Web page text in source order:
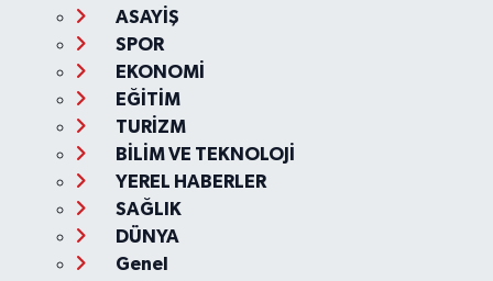
ASAYİŞ
SPOR
EKONOMİ
EĞİTİM
TURİZM
BİLİM VE TEKNOLOJİ
YEREL HABERLER
SAĞLIK
DÜNYA
Genel